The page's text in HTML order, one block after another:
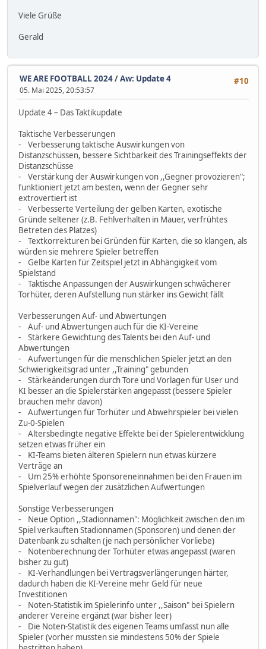
Viele Grüße
Gerald
#10
WE ARE FOOTBALL 2024/Aw: Update 4
05. Mai 2025, 20:53:57
Update 4 – Das Taktikupdate
Taktische Verbesserungen
- Verbesserung taktische Auswirkungen von
Distanzschüssen, bessere Sichtbarkeit des Trainingseffekts der
Distanzschüsse
- Verstärkung der Auswirkungen von ,,Gegner provozieren";
funktioniert jetzt am besten, wenn der Gegner sehr
extrovertiert ist
- Verbesserte Verteilung der gelben Karten, exotische
Gründe seltener (z.B. Fehlverhalten in Mauer, verfrühtes
Betreten des Platzes)
- Textkorrekturen bei Gründen für Karten, die so klangen, als
würden sie mehrere Spieler betreffen
- Gelbe Karten für Zeitspiel jetzt in Abhängigkeit vom
Spielstand
- Taktische Anpassungen der Auswirkungen schwächerer
Torhüter, deren Aufstellung nun stärker ins Gewicht fällt
Verbesserungen Auf- und Abwertungen
- Auf- und Abwertungen auch für die KI-Vereine
- Stärkere Gewichtung des Talents bei den Auf- und
Abwertungen
- Aufwertungen für die menschlichen Spieler jetzt an den
Schwierigkeitsgrad unter ,,Training" gebunden
- Stärkeänderungen durch Tore und Vorlagen für User und
KI besser an die Spielerstärken angepasst (bessere Spieler
brauchen mehr davon)
- Aufwertungen für Torhüter und Abwehrspieler bei vielen
Zu-0-Spielen
- Altersbedingte negative Effekte bei der Spielerentwicklung
setzen etwas früher ein
- KI-Teams bieten älteren Spielern nun etwas kürzere
Verträge an
- Um 25% erhöhte Sponsoreneinnahmen bei den Frauen im
Spielverlauf wegen der zusätzlichen Aufwertungen
Sonstige Verbesserungen
- Neue Option ,,Stadionnamen": Möglichkeit zwischen den im
Spiel verkauften Stadionnamen (Sponsoren) und denen der
Datenbank zu schalten (je nach persönlicher Vorliebe)
- Notenberechnung der Torhüter etwas angepasst (waren
bisher zu gut)
- KI-Verhandlungen bei Vertragsverlängerungen härter,
dadurch haben die KI-Vereine mehr Geld für neue
Investitionen
- Noten-Statistik im Spielerinfo unter ,,Saison" bei Spielern
anderer Vereine ergänzt (war bisher leer)
- Die Noten-Statistik des eigenen Teams umfasst nun alle
Spieler (vorher mussten sie mindestens 50% der Spiele